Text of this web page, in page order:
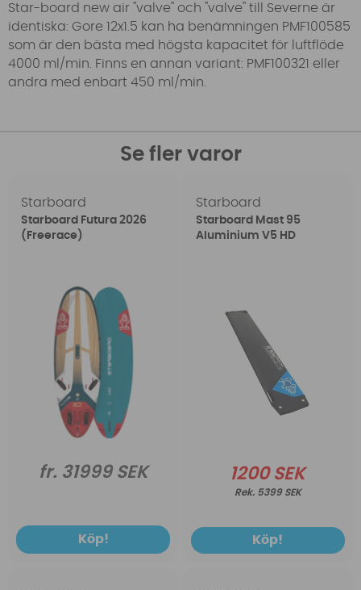
Star-board new air ''valve'' och ''valve'' till Severne är
identiska: Gore 12x1.5 kan ha benämningen PMF100585
som är den bästa med högsta kapacitet för luftflöde
4000 ml/min. Finns en annan variant: PMF100321 eller
andra med enbart 450 ml/min.
Se fler varor
Starboard
Starboard Futura 2026
(Freerace)
fr. 31999 SEK
Köp!
Starboard
Starboard Mast 95
Aluminium V5 HD
1200 SEK
5399 SEK
Köp!